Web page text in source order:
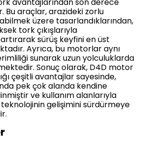
Bu araçlar, arazideki zorlu
üzere tasarlandıklarından,
tork çıkışlarıyla
sürüş keyfini en üst
Ayrıca, bu motorlar aynı
sunarak uzun yolculuklarda
Sonuç olarak, D4D motor
çeşitli avantajlar sayesinde,
pek çok alanda kendine
ve kullanım alanlarıyla
gelişimini sürdürmeye